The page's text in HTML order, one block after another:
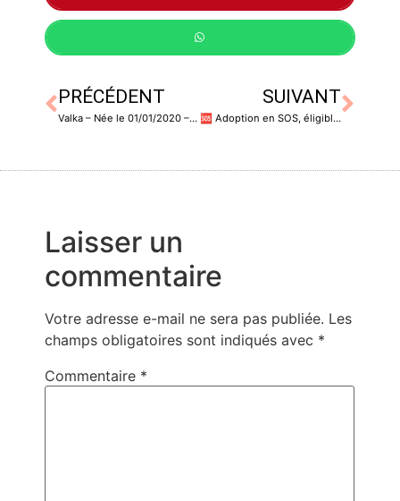
PRÉCÉDENT
Valka – Née le 01/01/2020 – Stérilisée
SUIVANT
🆘️ Adoption en SOS, éligible FALD Famille d’accueil longue durée 🆘 Nestor – Né le 24/02/2017 – Castré
Laisser un
commentaire
Votre adresse e-mail ne sera pas publiée. Les
champs obligatoires sont indiqués avec *
Commentaire *